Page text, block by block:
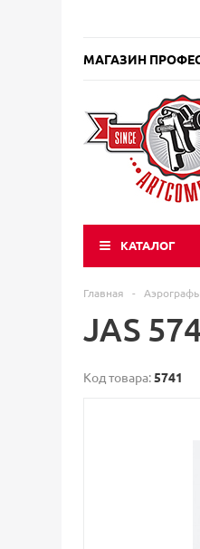
МАГАЗИН
КАТАЛОГ
Главная - Аэрографы
JAS
Код товара:5741